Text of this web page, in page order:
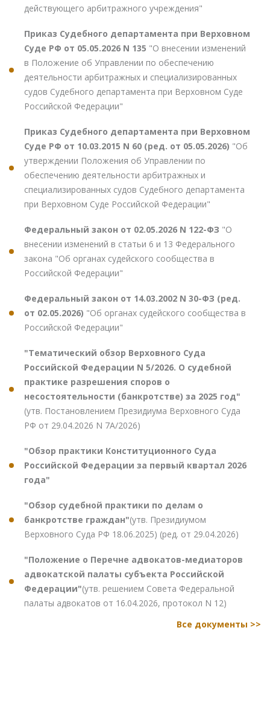
действующего арбитражного учреждения"
Приказ Судебного департамента при Верховном
Суде РФ от 05.05.2026 N 135 "О внесении изменений
в Положение об Управлении по обеспечению
деятельности арбитражных и специализированных
судов Судебного департамента при Верховном Суде
Российской Федерации"
Приказ Судебного департамента при Верховном
Суде РФ от 10.03.2015 N 60 (ред. от 05.05.2026) "Об
утверждении Положения об Управлении по
обеспечению деятельности арбитражных и
специализированных судов Судебного департамента
при Верховном Суде Российской Федерации"
Федеральный закон от 02.05.2026 N 122-ФЗ "О
внесении изменений в статьи 6 и 13 Федерального
закона "Об органах судейского сообщества в
Российской Федерации"
Федеральный закон от 14.03.2002 N 30-ФЗ (ред.
от 02.05.2026) "Об органах судейского сообщества в
Российской Федерации"
"Тематический обзор Верховного Суда
Российской Федерации N 5/2026. О судебной
практике разрешения споров о
несостоятельности (банкротстве) за 2025 год"
(утв. Постановлением Президиума Верховного Суда
РФ от 29.04.2026 N 7А/2026)
"Обзор практики Конституционного Суда
Российской Федерации за первый квартал 2026
года"
"Обзор судебной практики по делам о
банкротстве граждан"(утв. Президиумом
Верховного Суда РФ 18.06.2025) (ред. от 29.04.2026)
"Положение о Перечне адвокатов-медиаторов
адвокатской палаты субъекта Российской
Федерации"(утв. решением Совета Федеральной
палаты адвокатов от 16.04.2026, протокол N 12)
Все документы >>